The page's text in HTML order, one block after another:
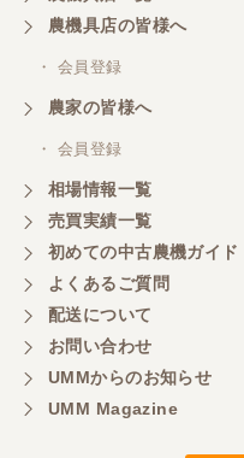
農機具店の皆様へ
・ 会員登録
農家の皆様へ
・ 会員登録
相場情報一覧
売買実績一覧
初めての中古農機ガイド
よくあるご質問
配送について
お問い合わせ
UMMからのお知らせ
UMM Magazine